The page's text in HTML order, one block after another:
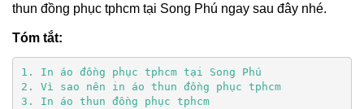
thun đồng phục tphcm tại Song Phú ngay sau đây nhé.
Tóm tắt:
1. In áo đồng phục tphcm tại Song Phú
2. Vì sao nên in áo thun đồng phục tphcm
3. In áo thun đồng phục tphcm